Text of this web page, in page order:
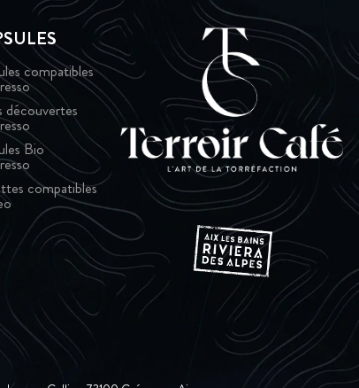
compatibles
découvertes
Bio
compatibles